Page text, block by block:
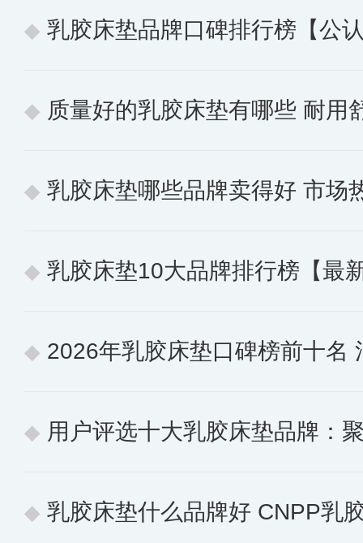
乳胶床垫品牌口碑排行榜【公认
质量好的乳胶床垫有哪些 耐用舒适
乳胶床垫哪些品牌卖得好 市场热
乳胶床垫10大品牌排行榜【最
2026年乳胶床垫口碑榜前十名 消费
用户评选十大乳胶床垫品牌：聚焦
乳胶床垫什么品牌好 CNPP乳胶床垫